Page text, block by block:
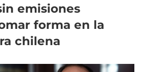
emisiones
forma en la
chilena